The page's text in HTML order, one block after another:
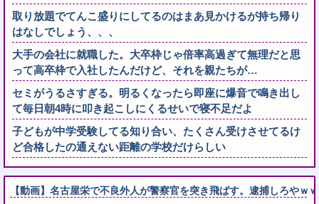
取り放題でてんこ盛りにしてるのはまあ見かけるが持ち帰り
はなしでしょう、、、
大手の会社に就職した。大卒枠じゃ倍率高過ぎて無理だと思
って高卒枠で入社したんだけど、それを親たちが…
セミがうるさすぎる。明るくなったら即座に爆音で鳴き出し
て毎日朝4時に叩き起こしにくるせいで寝不足だよ
子どもが中学受験してる知り合い、たくさん受けさせてるけ
ど合格したの通えない距離の学校だけらしい
【動画】名古屋栄で不良外人が警察官を突き飛ばす。逮捕しろやｗ